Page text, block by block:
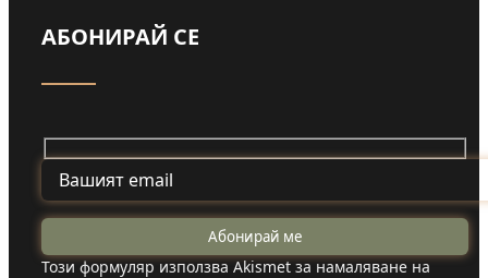
АБОНИРАЙ СЕ
Този формуляр използва Akismet за намаляване на